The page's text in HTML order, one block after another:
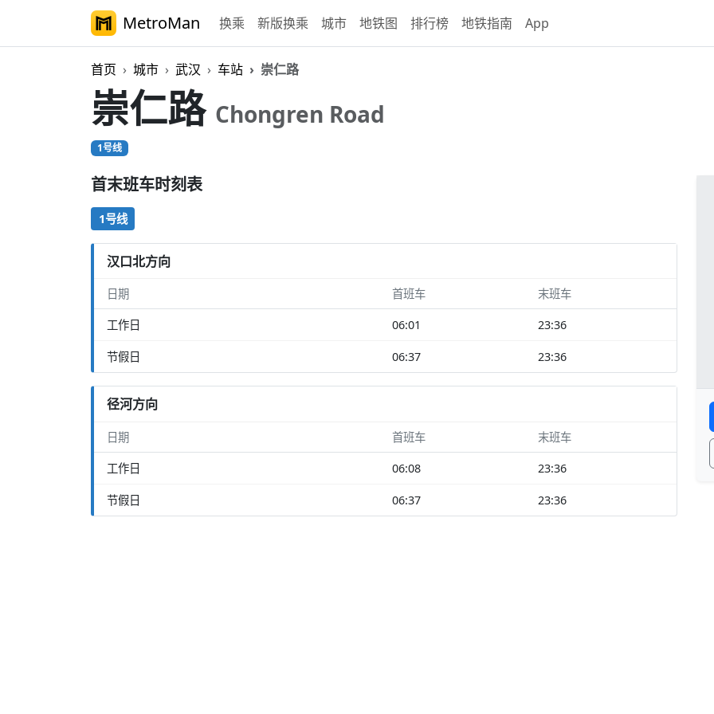
MetroMan 换乘 新版换乘 城市 地铁图 排行榜 地铁指南 App
首页 城市 武汉 车站 崇仁路
崇仁路 Chongren Road
1号线
首末班车时刻表
1号线
汉口北方向
日期 首班车 末班车
工作日 06:01 23:36
节假日 06:37 23:36
径河方向
日期 首班车 末班车
工作日 06:08 23:36
节假日 06:37 23:36